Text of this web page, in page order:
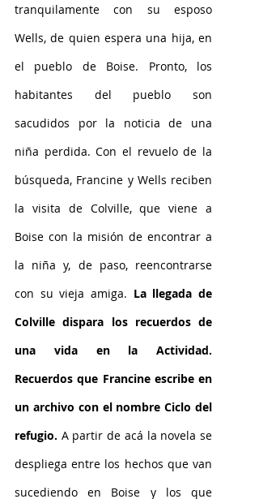
tranquilamente con su esposo
Wells, de quien espera una hija, en
el pueblo de Boise. Pronto, los
habitantes del pueblo son
sacudidos por la noticia de una
niña perdida. Con el revuelo de la
búsqueda, Francine y Wells reciben
la visita de Colville, que viene a
Boise con la misión de encontrar a
la niña y, de paso, reencontrarse
con su vieja amiga. La llegada de
Colville dispara los recuerdos de
una vida en la Actividad.
Recuerdos que Francine escribe en
un archivo con el nombre Ciclo del
refugio. A partir de acá la novela se
despliega entre los hechos que van
sucediendo en Boise y los que